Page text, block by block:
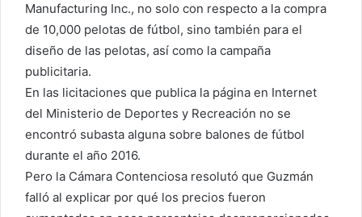
Manufacturing Inc., no solo con respecto a la compra
de 10,000 pelotas de fútbol, sino también para el
diseño de las pelotas, así como la campaña
publicitaria.
En las licitaciones que publica la página en Internet
del Ministerio de Deportes y Recreación no se
encontró subasta alguna sobre balones de fútbol
durante el año 2016.
Pero la Cámara Contenciosa resolutó que Guzmán
falló al explicar por qué los precios fueron